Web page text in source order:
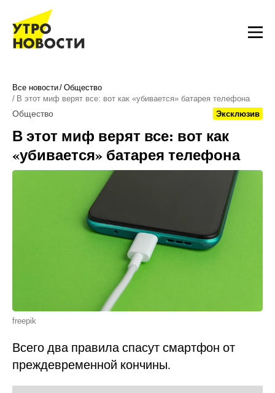
Все новости Общество
В этот миф верят все: вот как «убивается» батарея телефона
Общество Эксклюзив
В этот миф верят все: вот как
«убивается» батарея телефона
freepik
Всего два правила спасут смартфон от
преждевременной кончины.